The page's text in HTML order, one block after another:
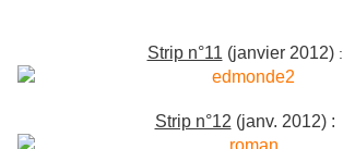
Strip n°11 (janvier 2012):
Strip n°12 (janv. 2012) :